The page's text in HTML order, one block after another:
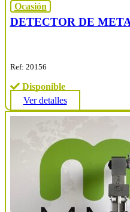
Ocasión
DETECTOR DE
Ref: 20156
Disponible
Ver detalles